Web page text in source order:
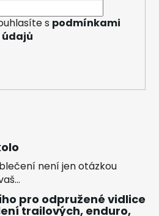
s podmínkami
údajů
není jen otázkou
pro odpružené vidlice
trailových, enduro,